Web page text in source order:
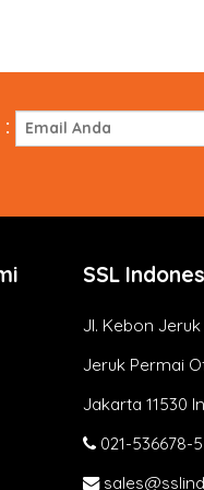
Apache:
sudo
Nginx
listen 80;
return 301 […]
Read More
SSL
Jl. Kebon
Jeruk Permai
Jakarta 11530
021-536678-